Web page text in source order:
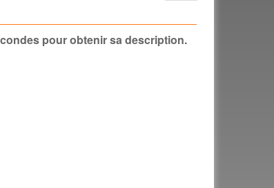
pour obtenir sa description.